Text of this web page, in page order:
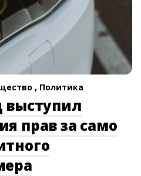
, Политика
выступил
прав за само